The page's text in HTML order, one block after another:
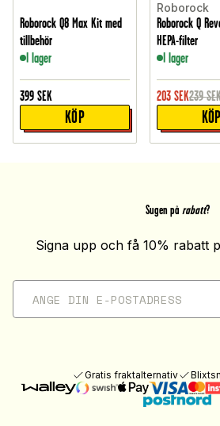
Roborock Q8 Max Kit med
tillbehör
I lager
399 SEK
KÖP
Roborock
Roborock Q
HEPA-filter
I lager
203 SEK239
KÖP
Sugen på rabatt?
Signa upp och få 10% rabatt
Gratis fraktalternativ